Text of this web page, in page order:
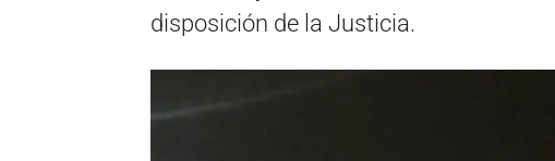
disposición de la Justicia.